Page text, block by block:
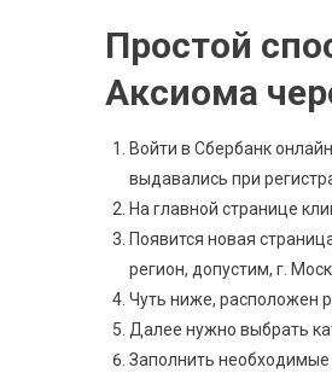
Простой
Аксиома
Войти в Сбербанк
выдавались при
На главной странице
Появится новая
регион, допустим, г.
Чуть ниже, расположен
Далее нужно выбрать
Заполнить